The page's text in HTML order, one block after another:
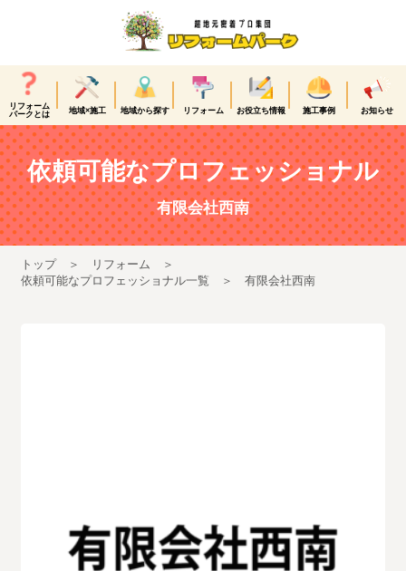
リフォーム
パークとは
地域×施工 地域から探す リフォーム お役立ち情報 施工事例 お知らせ
依頼可能なプロフェッショナル
有限会社西南
トップ
リフォーム
依頼可能なプロフェッショナル一覧
有限会社西南